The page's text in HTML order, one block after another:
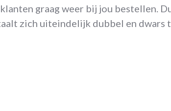
graag weer bij jou bestellen.
zich uiteindelijk dubbel en dwars